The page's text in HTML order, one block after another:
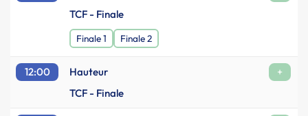
TCF - Finale
Finale 1 Finale 2
12:00 Hauteur
+
TCF - Finale